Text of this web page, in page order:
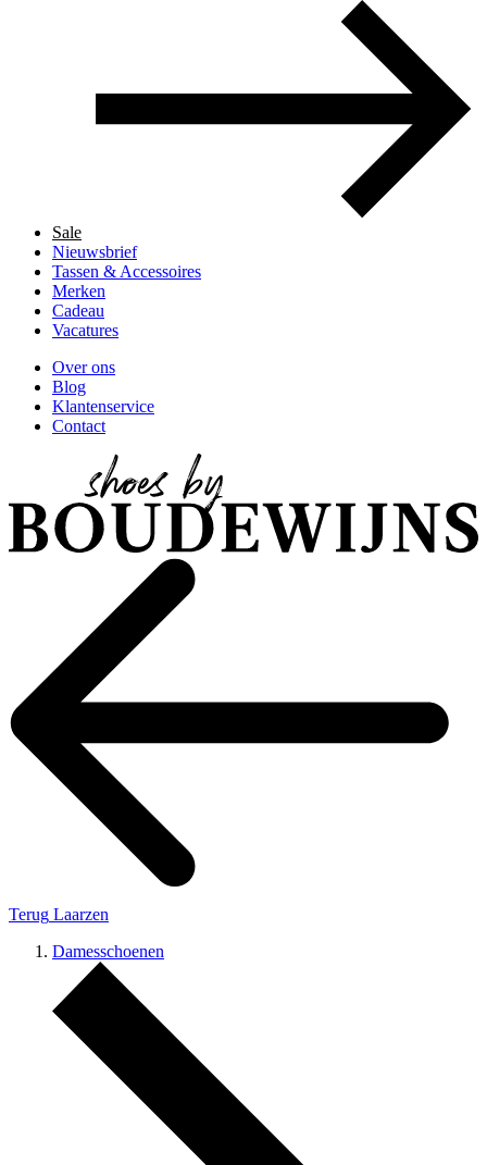
Sale
Nieuwsbrief
Tassen & Accessoires
Merken
Cadeau
Vacatures
Over ons
Blog
Klantenservice
Contact
Terug Laarzen
Damesschoenen